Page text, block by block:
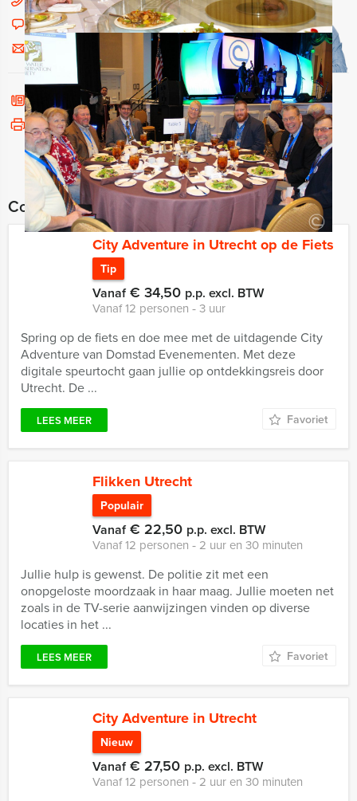
Chat met Jeroen
Stuur ons een mailtje
Bel mij terug
Bekijk printbare versie
Combineer dit uitje met:
City Adventure in Utrecht op de Fiets
Tip
Vanaf€ 34,50 p.p. excl. BTW
Vanaf 12 personen ‐ 3 uur
Spring op de fiets en doe mee met de uitdagende City
Adventure van Domstad Evenementen. Met deze
digitale speurtocht gaan jullie op ontdekkingsreis door
Utrecht. De ...
LEES MEER Favoriet
Flikken Utrecht
Populair
Vanaf€ 22,50 p.p. excl. BTW
Vanaf 12 personen ‐ 2 uur en 30 minuten
Jullie hulp is gewenst. De politie zit met een
onopgeloste moordzaak in haar maag. Jullie moeten net
zoals in de TV-serie aanwijzingen vinden op diverse
locaties in het ...
LEES MEER Favoriet
City Adventure in Utrecht
Nieuw
Vanaf€ 27,50 p.p. excl. BTW
Vanaf 12 personen ‐ 2 uur en 30 minuten